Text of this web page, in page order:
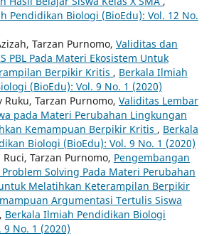
Pendidikan Biologi (BioEdu): Vol. 12 No.
Tarzan Purnomo, Validitas dan
PBL Pada Materi Ekosistem Untuk
Berpikir Kritis , Berkala Ilmiah
(BioEdu): Vol. 9 No. 1 (2020)
Ruku, Tarzan Purnomo, Validitas Lembar
pada Materi Perubahan Lingkungan
Kemampuan Berpikir Kritis , Berkala
Biologi (BioEdu): Vol. 9 No. 1 (2020)
Tarzan Purnomo, Pengembangan
Problem Solving Pada Materi Perubahan
Melatihkan Keterampilan Berpikir
Argumentasi Tertulis Siswa
, Berkala Ilmiah Pendidikan Biologi
9 No. 1 (2020)